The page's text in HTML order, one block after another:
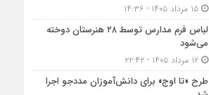
۱۵ مرداد ۱۴۰۵ - ۱۴:۳۶
لباس فرم مدارس توسط ۲۸ هنرستان‌ دوخته
می‌شود
۱۲ مرداد ۱۴۰۵ - ۲۲:۴۲
طرح «تا اوج» برای دانش‌آموزان مددجو اجرا